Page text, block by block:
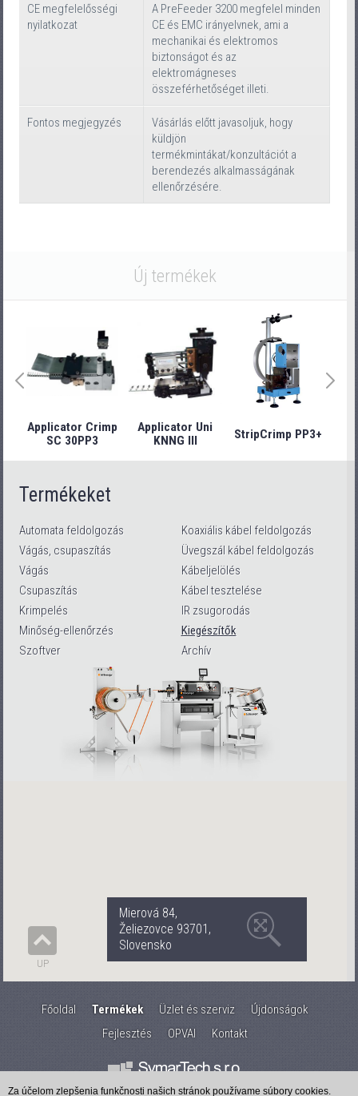
CE megfelelősségi
nyilatkozat
A PreFeeder 3200 megfelel minden
CE és EMC irányelvnek, ami a
mechanikai és elektromos
biztonságot és az
elektromágneses
összeférhetőséget illeti.
Fontos megjegyzés
Vásárlás előtt javasoljuk, hogy
küldjön
termékmintákat/konzultációt a
berendezés alkalmasságának
ellenőrzésére.
Új termékek
Applicator Crimp
SC 30PP3
Applicator Uni
KNNG III
StripCrimp PP3+
Termékeket
Automata feldolgozás
Vágás, csupaszítás
Vágás
Csupaszítás
Krimpelés
Minőség-ellenőrzés
Szoftver
Koaxiális kábel feldolgozás
Üvegszál kábel feldolgozás
Kábeljelölés
Kábel tesztelése
IR zsugorodás
Kiegészítők
Archív
Mierová 84,
Želiezovce 93701,
Slovensko
UP
Főoldal Termékek Üzlet és szerviz
Újdonságok
Fejlesztés
OPVAI Kontakt
Za účelom zlepšenia funkčnosti našich stránok používame súbory cookies.